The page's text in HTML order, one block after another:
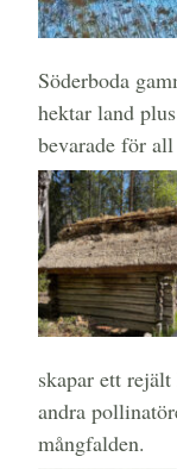
Söderboda
hektar land
bevarade för
skapar ett
andra
mångfalden.